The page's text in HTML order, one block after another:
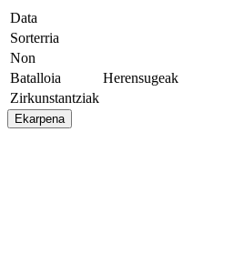
Data
Sorterria
Non
Batalloia
Herensugeak
Zirkunstantziak